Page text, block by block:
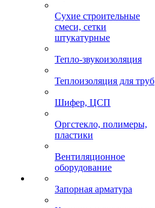
Сухие строительные
смеси, сетки
штукатурные
Тепло-звукоизоляция
Теплоизоляция для труб
Шифер, ЦСП
Оргстекло, полимеры,
пластики
Вентиляционное
оборудование
Запорная арматура